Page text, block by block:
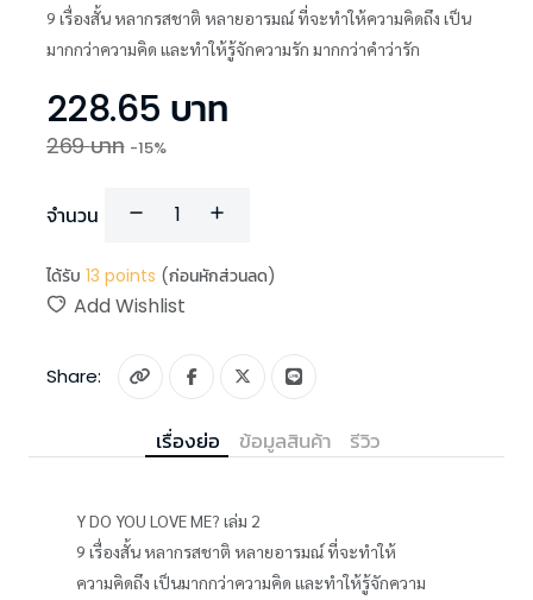
9 เรื่องสั้น หลากรสชาติ หลายอารมณ์ ที่จะทำให้ความคิดถึง เป็น
มากกว่าความคิด และทำให้รู้จักความรัก มากกว่าคำว่ารัก
228.65 บาท
269บาท -15%
จำนวน
ได้รับ 13 points (ก่อนหักส่วนลด)
Add Wishlist
Share:
เรื่องย่อ ข้อมูลสินค้า รีวิว
Y DO YOU LOVE ME? เล่ม 2
9 เรื่องสั้น หลากรสชาติ หลายอารมณ์ ที่จะทำให้
ความคิดถึง เป็นมากกว่าความคิด และทำให้รู้จักความ